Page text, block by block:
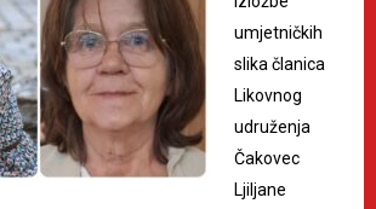
umjetničkih
slika članica
Likovnog
udruženja
Čakovec
Ljiljane